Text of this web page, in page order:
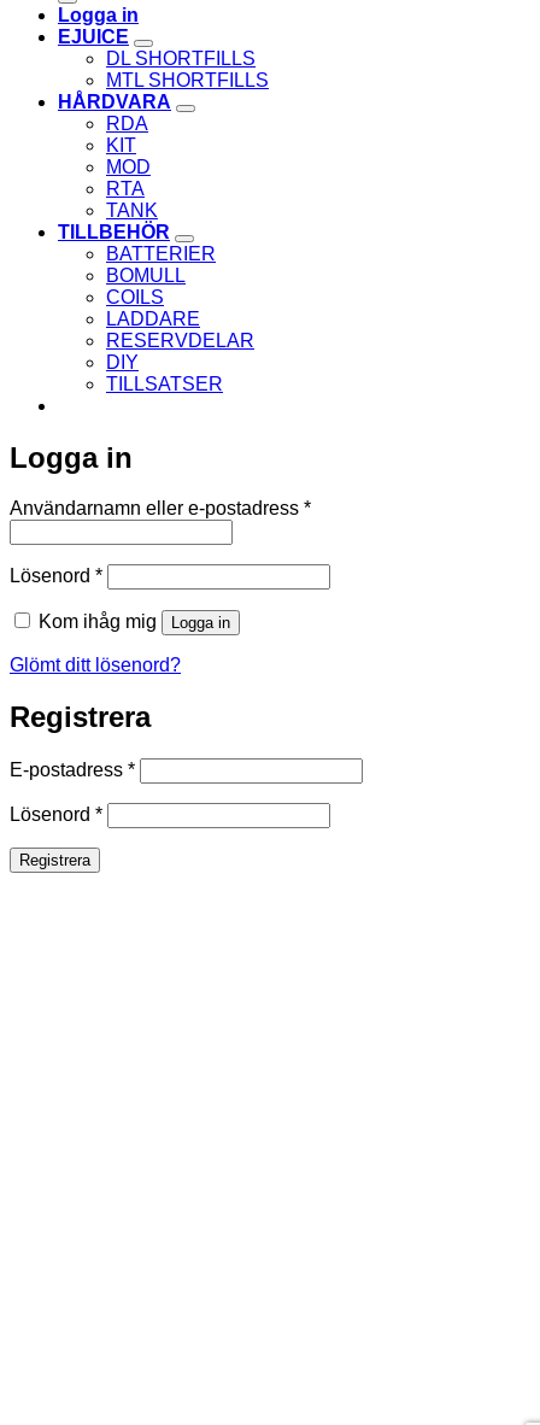
Logga in
EJUICE
DL SHORTFILLS
MTL SHORTFILLS
HÅRDVARA
RDA
KIT
MOD
RTA
TANK
TILLBEHÖR
BATTERIER
BOMULL
COILS
LADDARE
RESERVDELAR
DIY
TILLSATSER
Logga in
Användarnamn eller e-postadress *Obligatoriskt
Lösenord *Obligatoriskt
Kom ihåg mig Logga in
Glömt ditt lösenord?
Registrera
E-postadress *Obligatoriskt
Lösenord *Obligatoriskt
Registrera